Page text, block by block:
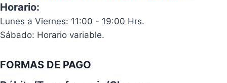
Horario:
Lunes a Viernes: 11:00 - 19:00 Hrs.
Sábado: Horario variable.
FORMAS DE PAGO